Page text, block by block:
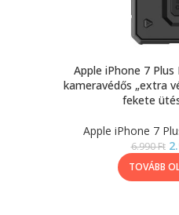
Apple iPhone 7
kameravédős „extra
fekete
Apple iPhone 7
6.990Ft
TOVÁBB